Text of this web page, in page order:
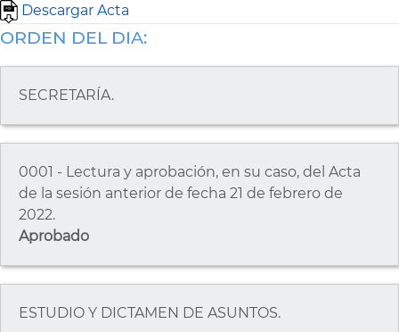
Descargar Acta
ORDEN DEL DIA:
SECRETARÍA.
0001 - Lectura y aprobación, en su caso, del Acta
de la sesión anterior de fecha 21 de febrero de
2022.
Aprobado
ESTUDIO Y DICTAMEN DE ASUNTOS.